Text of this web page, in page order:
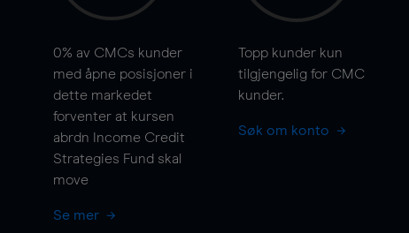
0% av CMCs kunder
med åpne posisjoner i
dette markedet
forventer at kursen
abrdn Income Credit
Strategies Fund skal
move
Se mer
Topp kunder kun
tilgjengelig for CMC
kunder.
Søk om konto